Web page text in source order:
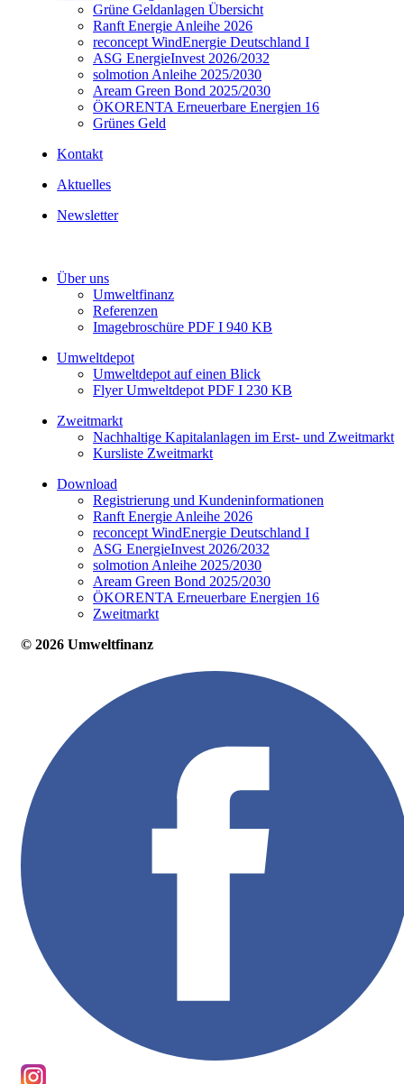
Grüne Geldanlagen Übersicht
Ranft Energie Anleihe 2026
reconcept WindEnergie Deutschland I
ASG EnergieInvest 2026/2032
solmotion Anleihe 2025/2030
Aream Green Bond 2025/2030
ÖKORENTA Erneuerbare Energien 16
Grünes Geld
Kontakt
Aktuelles
Newsletter
Über uns
Umweltfinanz
Referenzen
Imagebroschüre PDF I 940 KB
Umweltdepot
Umweltdepot auf einen Blick
Flyer Umweltdepot PDF I 230 KB
Zweitmarkt
Nachhaltige Kapitalanlagen im Erst- und Zweitmarkt
Kursliste Zweitmarkt
Download
Registrierung und Kundeninformationen
Ranft Energie Anleihe 2026
reconcept WindEnergie Deutschland I
ASG EnergieInvest 2026/2032
solmotion Anleihe 2025/2030
Aream Green Bond 2025/2030
ÖKORENTA Erneuerbare Energien 16
Zweitmarkt
© 2026 Umweltfinanz